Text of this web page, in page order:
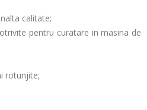
calitate;
pentru curatare in masina de
rotunjite;